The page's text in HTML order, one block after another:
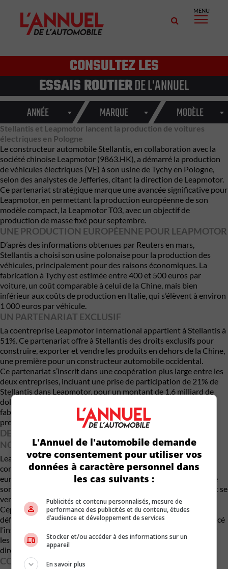
MENU
CONSULTEZ LES
ESSAIS ROUTIERDE L'ANNUEL
ANNÉE MARQUE MODÈLE
Stellantis et Leapmotor lancent la production de voitures
électriques en Pologne
Le constructeur automobile Stellantis, en collaboration avec la
société chinoise Leapmotor (9863.HK), a démarré la production
de véhicules électriques (VE) à son usine de Tychy en Pologne,
selon des analystes de Jefferies, citant la direction de Leapmotor.
Ce partenariat stratégique marque une avancée significative pour
Leapmotor, en permettant la production européenne de son
modèle compact, la Leapmotor T03, avec un objectif de
production de masse fixé pour septembre.
UNE PRODUCTION EUROPÉENNE POUR LEAPMOTOR
D’après des informations obtenues par Reuters en mars,
Stellantis a choisi son usine polonaise pour la production des
véhicules, principalement pour des raisons économiques. La
fabrication à Tychy est estimée entre 400 et 500 euros par
voiture, un coût comparable à celui de la Chine, mais bien
inférieur aux coûts de production en Italie, qui s’élèvent à environ
1 000 euros par véhicule.
UN PARTENARIAT EXCLUSIF
La coentreprise Leapmotor International appartient à Stellantis à
51%. Ce partenariat offre à Stellantis des droits exclusifs pour
construire, exporter et vendre les produits en dehors de la Chine,
une première pour un constructeur automobile occidental.
Ce partenariat s’inscrit dans une coopération plus large entre les
deux entreprises, incluant une prise de participation de 21% de
Stellantis dans Leapmotor, pour un montant de 1,6 milliard de
dollars. En plus du modèle T03, la coentreprise prévoit de
fabriquer le SUV Leapmotor A12 à l’usine polonaise dès le
premier trimestre 2025.
DES AMBITIONS MONDIALES MALGRÉ LES
NOUVELLES TAXES EUROPÉENNES
Leapmotor prépare également la production localisée de
composants, visant ainsi à renforcer sa présence sur le marché
européen. En parallèle, la société chinoise envisage de produire
son SUV C10 en Chine et de l’exporter en Europe, où il pourrait se
vendre à des prix plus élevés.
Cependant, cette expansion en Europe fait face à de nouveaux
défis. La semaine dernière, la Commission européenne a annoncé
l’instauration de droits de douane supplémentaires de 21% sur
les véhicules électriques importés de Chine, ce qui affectera
directement les plans de Leapmotor.
CONCLUSION
L'Annuel de l'automobile demande
votre consentement pour utiliser vos
données à caractère personnel dans
les cas suivants :
Publicités et contenu personnalisés, mesure de
performance des publicités et du contenu, études
d’audience et développement de services
Stocker et/ou accéder à des informations sur un
appareil
En savoir plus